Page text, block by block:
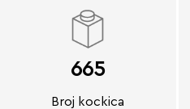
665
Broj kockica